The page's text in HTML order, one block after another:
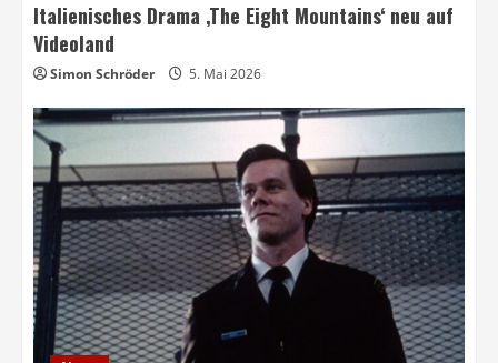
Italienisches Drama ‚The Eight Mountains‘ neu auf
Videoland
Simon Schröder 5. Mai 2026